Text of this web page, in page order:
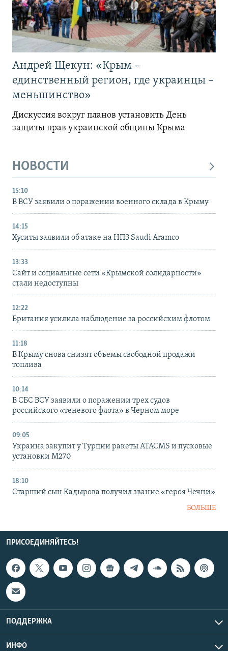
Андрей Щекун: «Крым –
единственный регион, где украинцы –
меньшинство»
Дискуссия вокруг планов установить День
защиты прав украинской общины Крыма
НОВОСТИ
15:10
В ВСУ заявили о поражении военного склада в Крыму
14:15
Хуситы заявили об атаке на НПЗ Saudi Aramco
13:33
Сайт и социальные сети «Крымской солидарности»
стали недоступны
12:22
Британия усилила наблюдение за российским флотом
11:18
В Крыму снова снизят объемы свободной продажи
топлива
10:14
В СБС ВСУ заявили о поражении трех судов
российского «теневого флота» в Черном море
09:05
Украина закупит у Турции ракеты ATACMS и пусковые
установки M270
18:10
Старший сын Кадырова получил звание «героя Чечни»
БОЛЬШЕ
ПРИСОЕДИНЯЙТЕСЬ!
ПОДДЕРЖКА
ИНФО